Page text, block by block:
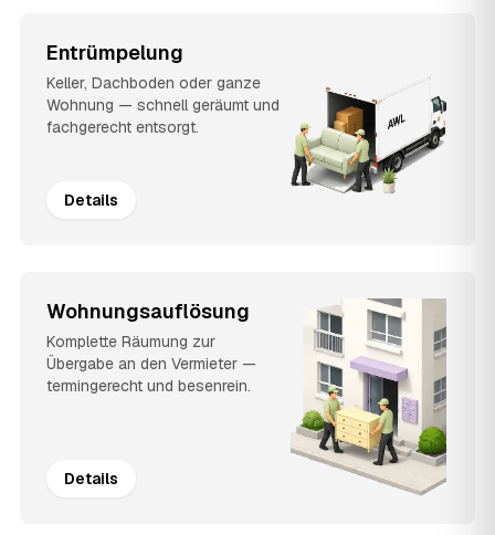
Entrümpelung
Keller, Dachboden oder ganze
Wohnung — schnell geräumt und
fachgerecht entsorgt.
Details
Wohnungsauflösung
Komplette Räumung zur
Übergabe an den Vermieter —
termingerecht und besenrein.
Details